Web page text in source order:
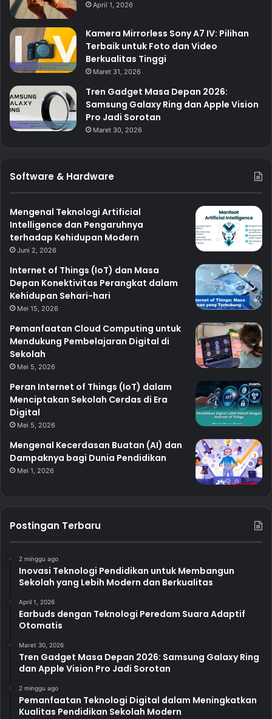
April 1, 2026
Kamera Mirrorless Sony A7 IV: Pilihan
Terbaik untuk Foto dan Video
Berkualitas Tinggi
Maret 31, 2026
Tren Gadget Masa Depan 2026:
Samsung Galaxy Ring dan Apple Vision
Pro Jadi Sorotan
Maret 30, 2026
Software & Hardware
Mengenal Teknologi Artificial
Intelligence dan Pengaruhnya
terhadap Kehidupan Modern
Juni 2, 2026
Internet of Things (IoT) dan Masa
Depan Konektivitas Perangkat dalam
Kehidupan Sehari-hari
Mei 15, 2026
Pemanfaatan Cloud Computing untuk
Mendukung Pembelajaran Digital di
Sekolah
Mei 5, 2026
Peran Internet of Things (IoT) dalam
Menciptakan Sekolah Cerdas di Era
Digital
Mei 5, 2026
Mengenal Kecerdasan Buatan (AI) dan
Dampaknya bagi Dunia Pendidikan
Mei 1, 2026
Postingan Terbaru
2 minggu ago
Inovasi Teknologi Pendidikan untuk Membangun
Sekolah yang Lebih Modern dan Berkualitas
April 1, 2026
Earbuds dengan Teknologi Peredam Suara Adaptif
Otomatis
Maret 30, 2026
Tren Gadget Masa Depan 2026: Samsung Galaxy Ring
dan Apple Vision Pro Jadi Sorotan
2 minggu ago
Pemanfaatan Teknologi Digital dalam Meningkatkan
Kualitas Pendidikan Sekolah Modern